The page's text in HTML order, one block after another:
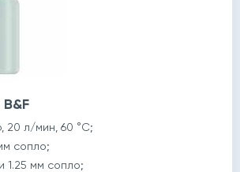
20 л/мин, 60 °C;
сопло;
1.25 мм сопло;